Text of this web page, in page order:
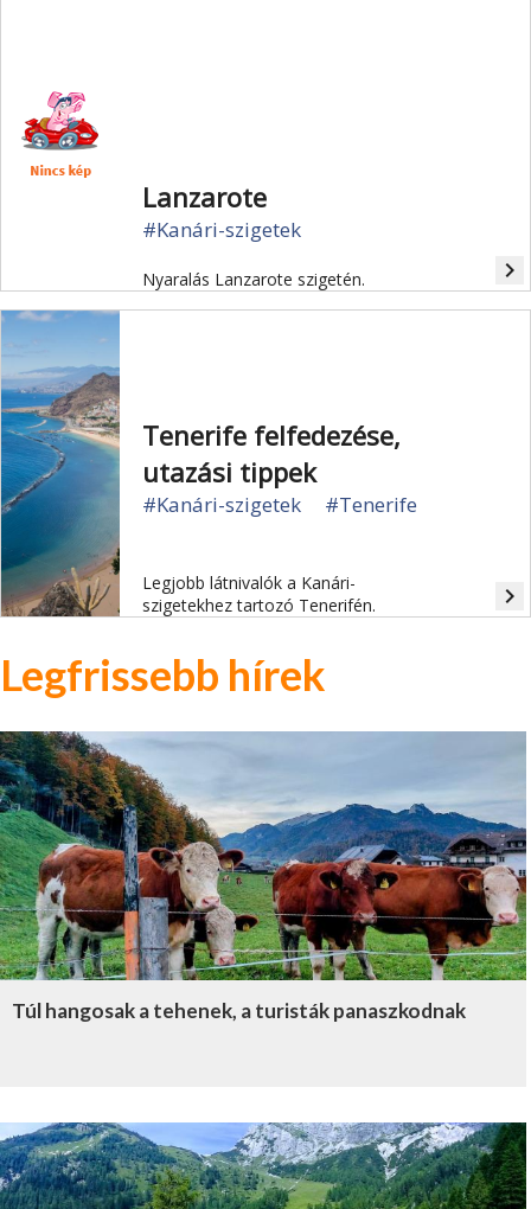
Lanzarote
#Kanári-szigetek
Nyaralás Lanzarote szigetén. navigate_next
Tenerife felfedezése,
utazási tippek
#Kanári-szigetek #Tenerife
Legjobb látnivalók a Kanári-
szigetekhez tartozó Tenerifén.
navigate_next
Legfrissebb hírek
Túl hangosak a tehenek, a turisták panaszkodnak